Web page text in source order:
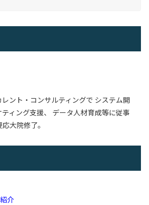
ント・コンサルティングで システム開
ィング支援、 データ人材育成等に従事
大院修了。
介